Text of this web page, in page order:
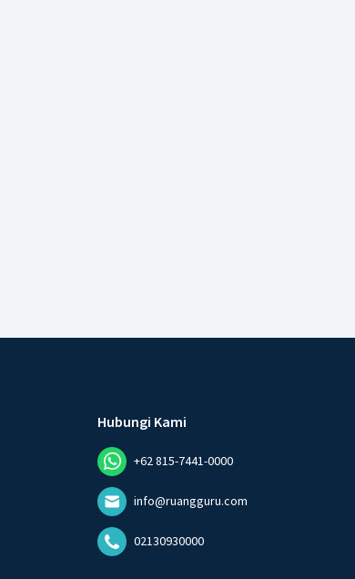
Hubungi Kami
+62 815-7441-0000
info@ruangguru.com
02130930000